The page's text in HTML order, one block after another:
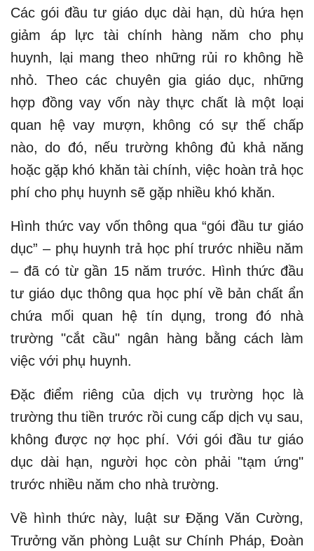
Các gói đầu tư giáo dục dài hạn, dù hứa hẹn
giảm áp lực tài chính hàng năm cho phụ
huynh, lại mang theo những rủi ro không hề
nhỏ. Theo các chuyên gia giáo dục, những
hợp đồng vay vốn này thực chất là một loại
quan hệ vay mượn, không có sự thế chấp
nào, do đó, nếu trường không đủ khả năng
hoặc gặp khó khăn tài chính, việc hoàn trả học
phí cho phụ huynh sẽ gặp nhiều khó khăn.
Hình thức vay vốn thông qua “gói đầu tư giáo
dục” – phụ huynh trả học phí trước nhiều năm
– đã có từ gần 15 năm trước. Hình thức đầu
tư giáo dục thông qua học phí về bản chất ẩn
chứa mối quan hệ tín dụng, trong đó nhà
trường "cắt cầu" ngân hàng bằng cách làm
việc với phụ huynh.
Đặc điểm riêng của dịch vụ trường học là
trường thu tiền trước rồi cung cấp dịch vụ sau,
không được nợ học phí. Với gói đầu tư giáo
dục dài hạn, người học còn phải "tạm ứng"
trước nhiều năm cho nhà trường.
Về hình thức này, luật sư Đặng Văn Cường,
Trưởng văn phòng Luật sư Chính Pháp, Đoàn